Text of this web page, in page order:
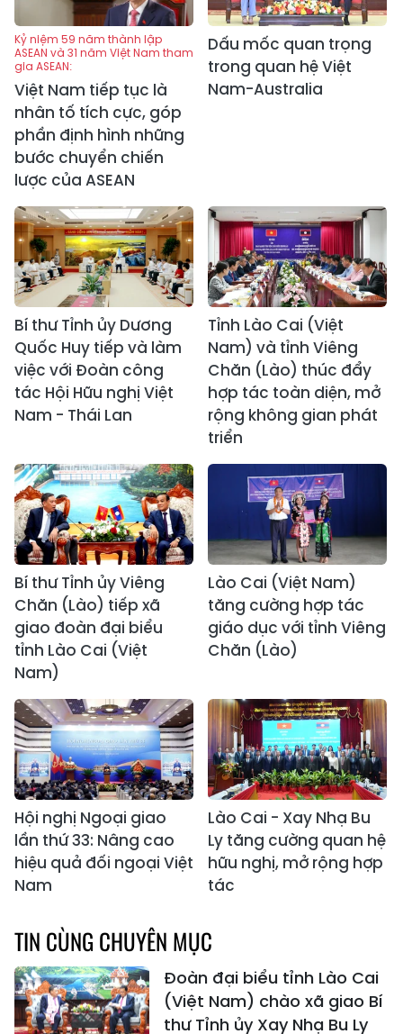
Kỷ niệm 59 năm thành lập
ASEAN và 31 năm Việt Nam tham
gia ASEAN:
Việt Nam tiếp tục là
nhân tố tích cực, góp
phần định hình những
bước chuyển chiến
lược của ASEAN
Dấu mốc quan trọng
trong quan hệ Việt
Nam-Australia
Bí thư Tỉnh ủy Dương
Quốc Huy tiếp và làm
việc với Đoàn công
tác Hội Hữu nghị Việt
Nam - Thái Lan
Tỉnh Lào Cai (Việt
Nam) và tỉnh Viêng
Chăn (Lào) thúc đẩy
hợp tác toàn diện, mở
rộng không gian phát
triển
Bí thư Tỉnh ủy Viêng
Chăn (Lào) tiếp xã
giao đoàn đại biểu
tỉnh Lào Cai (Việt
Nam)
Lào Cai (Việt Nam)
tăng cường hợp tác
giáo dục với tỉnh Viêng
Chăn (Lào)
Hội nghị Ngoại giao
lần thứ 33: Nâng cao
hiệu quả đối ngoại Việt
Nam
Lào Cai - Xay Nhạ Bu
Ly tăng cường quan hệ
hữu nghị, mở rộng hợp
tác
TIN CÙNG CHUYÊN MỤC
Đoàn đại biểu tỉnh Lào Cai
(Việt Nam) chào xã giao Bí
thư Tỉnh ủy Xay Nhạ Bu Ly